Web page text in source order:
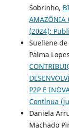
Sobrinho,
AMAZÔNIA
(2024):
Suellene
Palma
P2P E
Contínua
Daniela
Machado